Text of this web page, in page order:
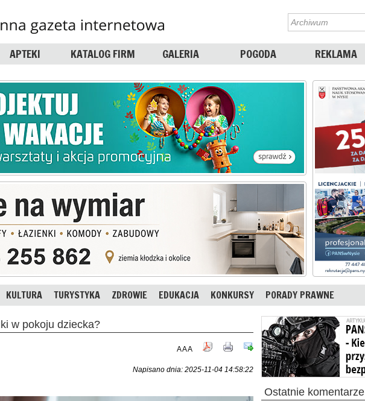
APTEKI KATALOG FIRM GALERIA POGODA REKLAMA
KULTURA TURYSTYKA ZDROWIE EDUKACJA KONKURSY PORADY PRAWNE
w pokoju dziecka?
AAA
Napisano dnia: 2025-11-04 14:58:22
ostatnie komentarze